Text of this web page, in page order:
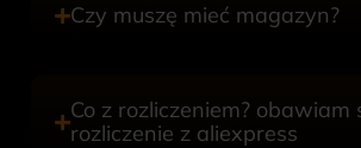
Czy muszę mieć magazyn?
Co z rozliczeniem? obawiam
rozliczenie z aliexpress